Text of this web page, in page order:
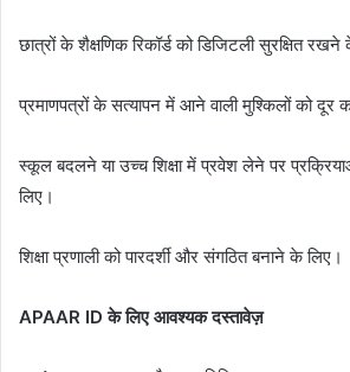
छात्रों के शैक्षणिक रिकॉर्ड को डिजिटली सुरक्षित रखने
प्रमाणपत्रों के सत्यापन में आने वाली मुश्किलों को दूर
स्कूल बदलने या उच्च शिक्षा में प्रवेश लेने पर
लिए।
शिक्षा प्रणाली को पारदर्शी और संगठित बनाने के लिए।
APAAR ID के लिए आवश्यक दस्तावेज़